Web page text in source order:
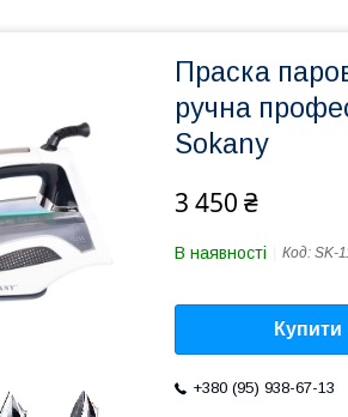
Праска
ручна
Sokany
3 450 ₴
В наявності Код: SK-
Купити
+380 (95) 938-67-13